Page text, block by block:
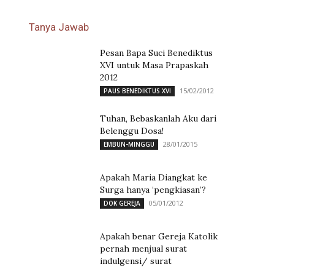
Tanya Jawab
Pesan Bapa Suci Benediktus
XVI untuk Masa Prapaskah
2012
PAUS BENEDIKTUS XVI 15/02/2012
Tuhan, Bebaskanlah Aku dari
Belenggu Dosa!
EMBUN-MINGGU 28/01/2015
Apakah Maria Diangkat ke
Surga hanya ‘pengkiasan’?
DOK GEREJA 05/01/2012
Apakah benar Gereja Katolik
pernah menjual surat
indulgensi/ surat